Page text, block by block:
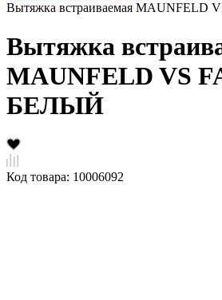
Вытяжка встраиваемая MAUNFELD
Вытяжка
MAUNFELD VS
БЕЛЫЙ
Код товара: 10006092